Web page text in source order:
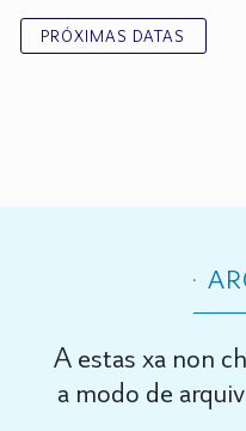
PRÓXIMAS DATAS
A estas xa non
a modo de